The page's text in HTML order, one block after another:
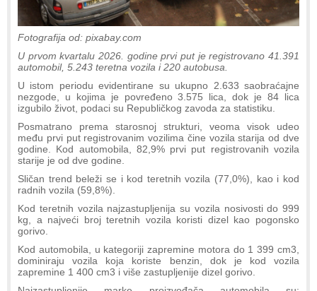
Fotografija od: pixabay.com
U prvom kvartalu 2026. godine prvi put je registrovano 41.391
automobil, 5.243 teretna vozila i 220 autobusa.
U istom periodu evidentirane su ukupno 2.633 saobraćajne
nezgode, u kojima je povređeno 3.575 lica, dok je 84 lica
izgubilo život, podaci su Republičkog zavoda za statistiku.
Posmatrano prema starosnoj strukturi, veoma visok udeo
među prvi put registrovanim vozilima čine vozila starija od dve
godine. Kod automobila, 82,9% prvi put registrovanih vozila
starije je od dve godine.
Sličan trend beleži se i kod teretnih vozila (77,0%), kao i kod
radnih vozila (59,8%).
Kod teretnih vozila najzastupljenija su vozila nosivosti do 999
kg, a najveći broj teretnih vozila koristi dizel kao pogonsko
gorivo.
Kod automobila, u kategoriji zapremine motora do 1 399 cm3,
dominiraju vozila koja koriste benzin, dok je kod vozila
zapremine 1 400 cm3 i više zastupljenije dizel gorivo.